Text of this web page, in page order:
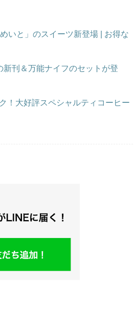
いと」のスイーツ新登場 | お得な
新刊＆万能ナイフのセットが登
！大好評スペシャルティコーヒー